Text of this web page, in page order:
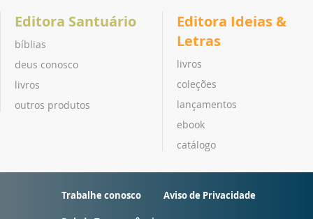
Editora Santuário
bíblias
deus conosco
livros
outros produtos
Editora Ideias &
Letras
livros
coleções
lançamentos
ebook
catálogo
Trabalhe conosco Aviso de Privacidade